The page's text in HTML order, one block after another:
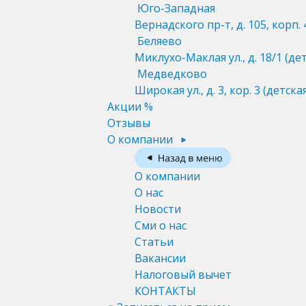
Юго-Западная
Вернадского пр-т, д. 105, корп.
Беляево
Миклухо-Маклая ул., д. 18/1
Медведково
Широкая ул., д. 3, кор. 3
Акции %
Отзывы
О компании
О компании
О нас
Новости
Сми о нас
Статьи
Вакансии
Налоговый вычет
КОНТАКТЫ